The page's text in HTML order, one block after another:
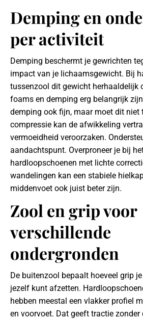
Demping en
per activiteit
Demping beschermt je gewrichten
impact van je lichaamsgewicht. Bij
tussenzool dit gewicht herhaaldelijk
foams en demping erg belangrijk
demping ook fijn, maar moet dit niet
compressie kan de afwikkeling
vermoeidheid veroorzaken.
aandachtspunt. Overproneer je bij
hardloopschoenen met lichte
wandelingen kan een stabiele
middenvoet ook juist beter zijn.
Zool en grip voor
verschillende
ondergronden
De buitenzool bepaalt hoeveel grip
jezelf kunt afzetten.
hebben meestal een vlakker profiel
en voorvoet. Dat geeft tractie